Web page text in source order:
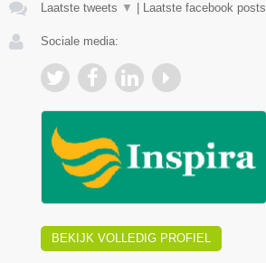
Laatste tweets ▼ Laatste facebook posts
Sociale media:
BEKIJK VOLLEDIG PROFIEL